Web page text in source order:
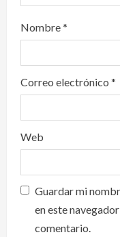
Nombre*
Correo electrónico *
Web
Guardar mi
en este
comentario.